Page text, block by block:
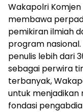
Wakapolri Komjen
membawa
pemikiran ilmiah
program
penulis lebih dari
sebagai perwira
terbanyak,
untuk menjadikan
fondasi